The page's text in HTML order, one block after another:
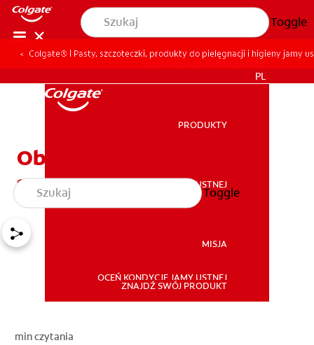
Toggle
ZDROWIE JAMY USTNEJ
PL
PRODUKTY
ZDROWIE JAMY USTNEJ
MISJA
OCEŃ KONDYCJĘ JAMY USTNEJ
ZNAJDŹ SWÓJ PRODUKT
Toggle
Colgate® | Pasty, szczoteczki, produkty do pielęgnacji i higieny jamy
Objawy chorób dziąseł i
sposoby ich łagodzenia
min czytania